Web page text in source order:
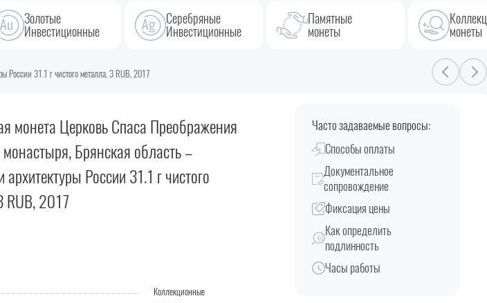
Золотые
Инвестиционные
Серебряные
Инвестиционные
Памятные
монеты монеты
России 31.1 г чистого металла, 3 RUB, 2017
монета Церковь Спаса Преображения
монастыря, Брянская область –
России 31.1 г чистого
RUB, 2017
Коллекционные
Часто задаваемые вопросы:
Способы оплаты
Документальное
сопровождение
Фиксация цены
Как определить
подлинность
Часы работы